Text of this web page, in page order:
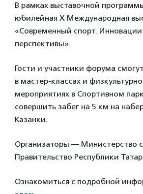
В рамках выставочной
юбилейная X Международная
«Современный спорт.
перспективы».
Гости и участники форума
в мастер-классах и
мероприятиях в Спортивном
совершить забег на 5 км на
Казанки.
Организаторы — Министерство
Правительство Республики
Ознакомиться с подробной